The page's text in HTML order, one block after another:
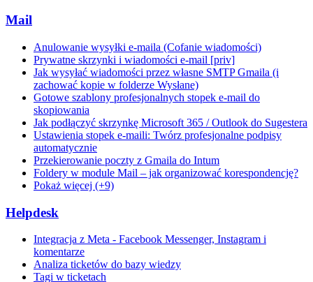
Mail
Anulowanie wysyłki e-maila (Cofanie wiadomości)
Prywatne skrzynki i wiadomości e-mail [priv]
Jak wysyłać wiadomości przez własne SMTP Gmaila (i
zachować kopie w folderze Wysłane)
Gotowe szablony profesjonalnych stopek e-mail do
skopiowania
Jak podłączyć skrzynkę Microsoft 365 / Outlook do Sugestera
Ustawienia stopek e-maili: Twórz profesjonalne podpisy
automatycznie
Przekierowanie poczty z Gmaila do Intum
Foldery w module Mail – jak organizować korespondencję?
Pokaż więcej (+9)
Helpdesk
Integracja z Meta - Facebook Messenger, Instagram i
komentarze
Analiza ticketów do bazy wiedzy
Tagi w ticketach